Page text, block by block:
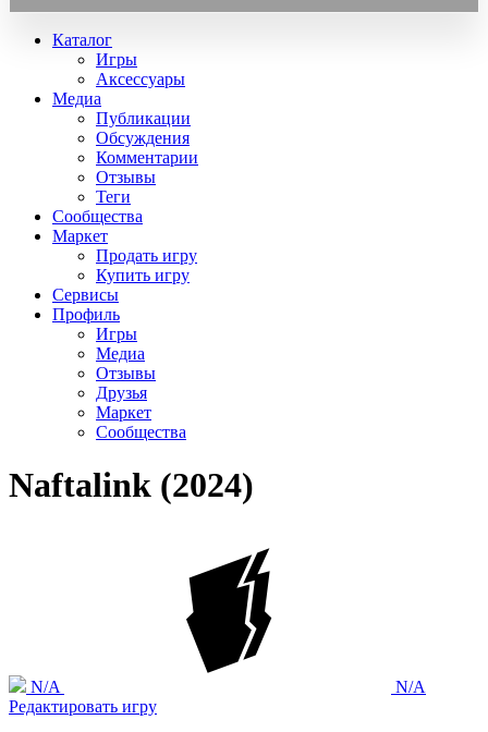
Каталог
Игры
Аксессуары
Медиа
Публикации
Обсуждения
Комментарии
Отзывы
Теги
Сообщества
Маркет
Продать игру
Купить игру
Сервисы
Профиль
Игры
Медиа
Отзывы
Друзья
Маркет
Сообщества
Naftalink (2024)
N/A
N/A
Редактировать игру